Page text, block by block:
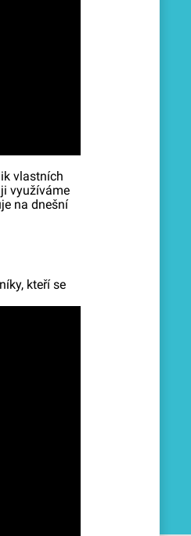
vlastních
využíváme
na dnešní
kteří se